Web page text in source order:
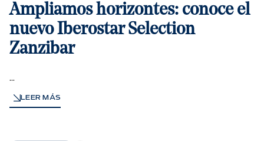
Ampliamos horizontes: conoce el
nuevo Iberostar Selection
Zanzibar
...
LEER MÁS